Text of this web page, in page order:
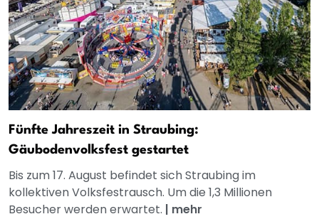
Fünfte Jahreszeit in Straubing:
Gäubodenvolksfest gestartet
Bis zum 17. August befindet sich Straubing im
kollektiven Volksfestrausch. Um die 1,3 Millionen
Besucher werden erwartet. | mehr